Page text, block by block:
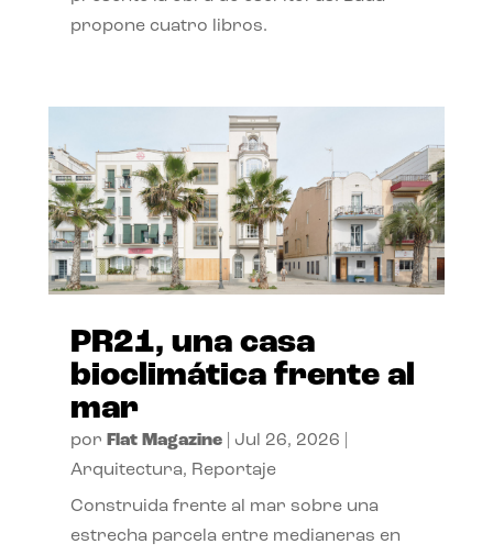
propone cuatro libros.
PR21, una casa
bioclimática frente al
mar
por Flat Magazine| Jul 26, 2026
Arquitectura, Reportaje
Construida frente al mar sobre una
estrecha parcela entre medianeras en